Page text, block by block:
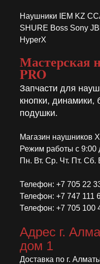
Наушники IEM KZ
SHURE Boss Sony
HyperX
Мастерская
PRO
Запчасти для
кнопки, динамики,
подушки.
Магазин наушников
Режим работы с 9:00
Пн. Вт. Ср. Чт. Пт. Сб.
Телефон: +7 705 22
Телефон: +7 747 111
Телефон: +7 705 100
Адрес г.
дом 1
Доставка по г.